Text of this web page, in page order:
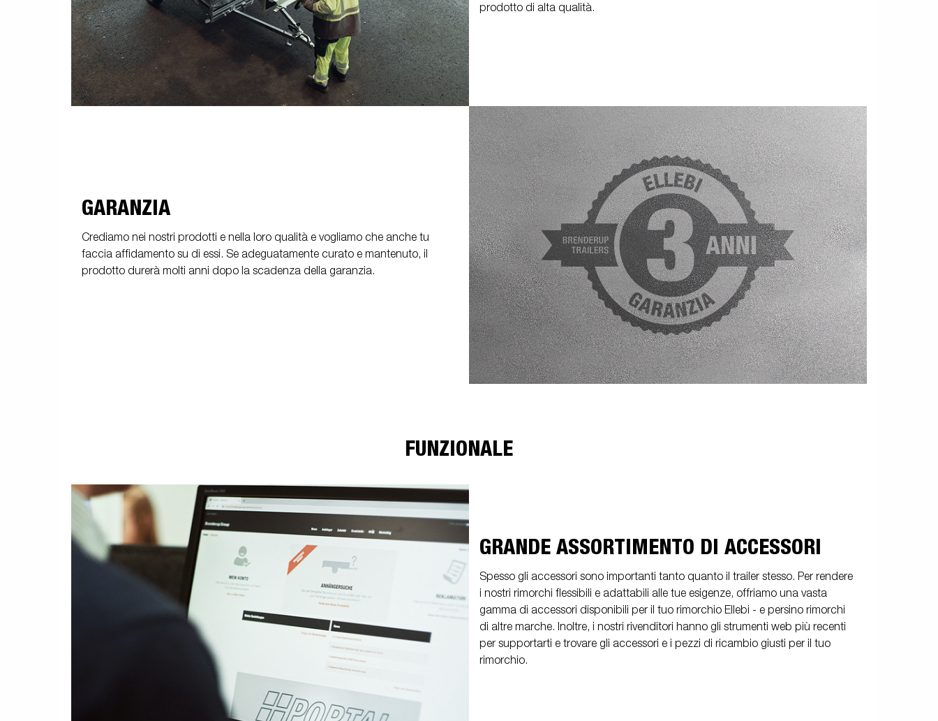
prodotto di alta qualità.
GARANZIA
Crediamo nei nostri prodotti e nella loro qualità e vogliamo che anche tu
faccia affidamento su di essi. Se adeguatamente curato e mantenuto, il
prodotto durerà molti anni dopo la scadenza della garanzia.
FUNZIONALE
GRANDE ASSORTIMENTO DI ACCESSORI
Spesso gli accessori sono importanti tanto quanto il trailer stesso. Per rendere
i nostri rimorchi flessibili e adattabili alle tue esigenze, offriamo una vasta
gamma di accessori disponibili per il tuo rimorchio Ellebi - e persino rimorchi
di altre marche. Inoltre, i nostri rivenditori hanno gli strumenti web più recenti
per supportarti e trovare gli accessori e i pezzi di ricambio giusti per il tuo
rimorchio.